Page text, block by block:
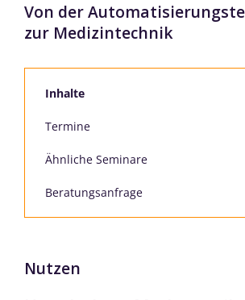
Von der
zur Medizintechnik
Inhalte
Termine
Ähnliche Seminare
Beratungsanfrage
Nutzen